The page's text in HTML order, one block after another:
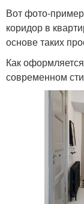
Вот фото-
коридор в
основе таких
Как
современном